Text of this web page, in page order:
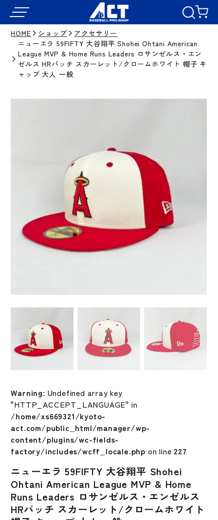
HOME ショップ
アクセサリー
ニューエラ 59FIFTY 大谷翔平 Shohei Ohtani American
League MVP & Home Runs Leaders ロサンゼルス・エン
ゼルス HRパッチ スカーレット/クロームホワイト 帽子 キ
ャップ 大人 一般
Warning: Undefined array key
"HTTP_ACCEPT_LANGUAGE" in
/home/xs669321/kyoto-
act.com/public_html/manager/wp-
content/plugins/wc-fields-
factory/includes/wcff_locale.php on line 227
ニューエラ 59FIFTY 大谷翔平 Shohei
Ohtani American League MVP & Home
Runs Leaders ロサンゼルス・エンゼルス
HRパッチ スカーレット/クロームホワイト